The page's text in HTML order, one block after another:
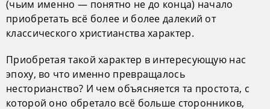
(чьим именно — понятно не до конца) начало
приобретать всё более и более далекий от
классического христианства характер.
Приобретая такой характер в интересующую нас
эпоху, во что именно превращалось
несторианство? И чем объясняется та простота, с
которой оно обретало всё больше сторонников,